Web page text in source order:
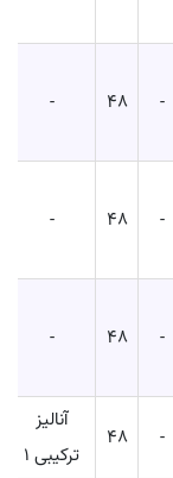
-
48
-
-
48
-
-
48
-
-
48
آنالیز
ترکیبی 1